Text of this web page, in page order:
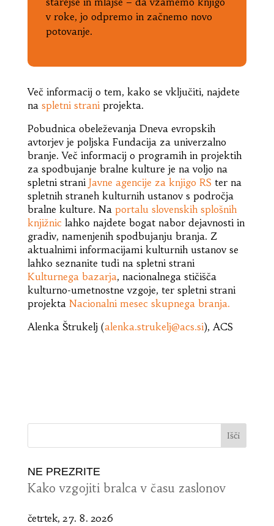
v roke, jo odpremo in začnemo novo
potovanje.
Več informacij o tem, kako se vključiti, najdete
na spletni strani projekta.
Pobudnica obeleževanja Dneva evropskih
avtorjev je poljska Fundacija za univerzalno
branje. Več informacij o programih in projektih
za spodbujanje bralne kulture je na voljo na
spletni strani Javne agencije za knjigo RS ter na
spletnih straneh kulturnih ustanov s področja
bralne kulture. Na portalu slovenskih splošnih
knjižniclahko najdete bogat nabor dejavnosti in
gradiv, namenjenih spodbujanju branja. Z
aktualnimi informacijami kulturnih ustanov se
lahko seznanite tudi na spletni strani
Kulturnega bazarja, nacionalnega stičišča
kulturno-umetnostne vzgoje, ter spletni strani
projekta Nacionalni mesec skupnega branja.
Alenka Štrukelj (alenka.strukelj@acs.si), ACS
NE PREZRITE
Kako vzgojiti bralca v času zaslonov
četrtek, 27. 8. 2026